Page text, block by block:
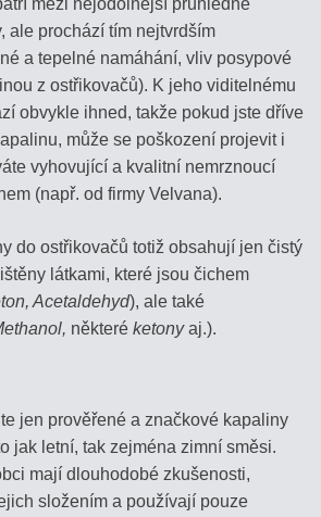
ale prochází tím nejtvrdším
a tepelné namáhání, vliv posypové
z ostřikovačů). K jeho viditelnému
obvykle ihned, takže pokud jste dříve
může se poškození projevit i
vyhovující a kvalitní nemrznoucí
(např. od firmy Velvana).
do ostřikovačů totiž obsahují jen čistý
látkami, které jsou čichem
Acetaldehyd), ale také
některé ketonyaj.).
jen prověřené a značkové kapaliny
jak letní, tak zejména zimní směsi.
mají dlouhodobé zkušenosti,
složením a používají pouze